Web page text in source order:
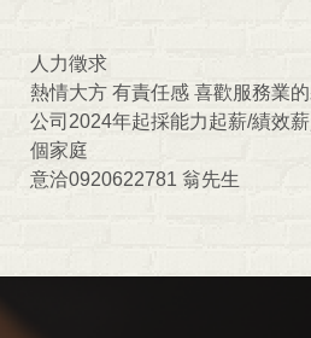
人力徵求
熱情大方 有責任感 喜歡服務業
公司2024年起採能力起薪/績效
個家庭
意洽0920622781 翁先生